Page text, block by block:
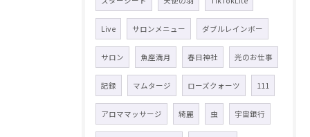
Live サロンメニュー ダブルレインボー
サロン 魚座満月 春日神社 光のお仕事
記録 マムタージ ローズクォーツ 111
アロママッサージ 綺麗 虫 宇宙銀行